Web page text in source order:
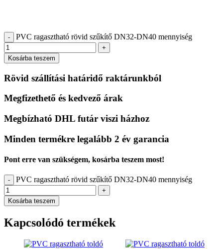
- PVC ragasztható rövid szűkítő DN32-DN40 mennyiség
+
Kosárba teszem
Rövid szállítási határidő raktárunkból
Megfizethető és kedvező árak
Megbízható DHL futár viszi házhoz
Minden termékre legalább 2 év garancia
Pont erre van szükségem, kosárba teszem most!
- PVC ragasztható rövid szűkítő DN32-DN40 mennyiség
+
Kosárba teszem
Kapcsolódó termékek